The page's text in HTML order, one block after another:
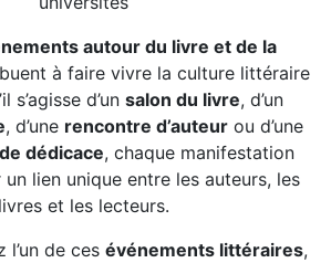
autour du livre et de la
à faire vivre la culture littéraire
s’agisse d’un salon du livre, d’un
, d’une rencontre d’auteurou d’une
dédicace, chaque manifestation
lien unique entre les auteurs, les
livres et les lecteurs.
l’un de ces événements littéraires,